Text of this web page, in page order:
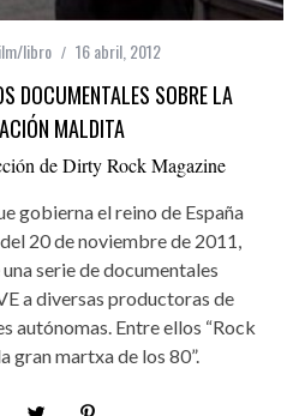
libro 16 abril, 2012
DOCUMENTALES SOBRE LA
MALDITA
de Dirty Rock Magazine
gobierna el reino de España
20 de noviembre de 2011,
serie de documentales
a diversas productoras de
autónomas. Entre ellos “Rock
gran martxa de los 80”.